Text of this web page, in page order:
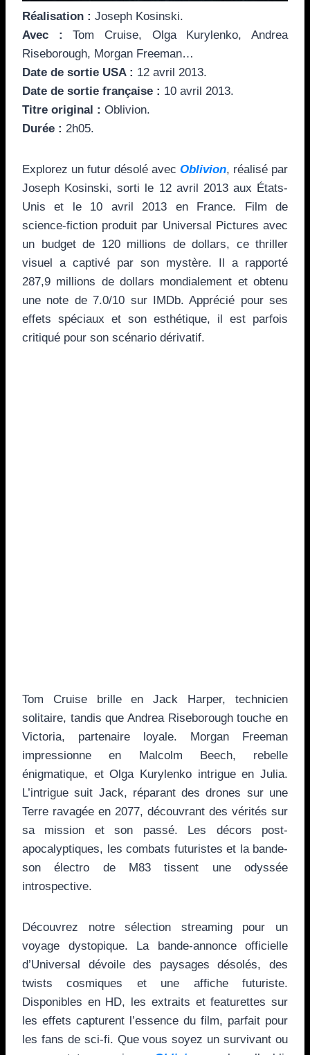
Réalisation : Joseph Kosinski.
Avec : Tom Cruise, Olga Kurylenko, Andrea
Riseborough, Morgan Freeman…
Date de sortie USA : 12 avril 2013.
Date de sortie française : 10 avril 2013.
Titre original : Oblivion.
Durée : 2h05.
Explorez un futur désolé avec Oblivion, réalisé par
Joseph Kosinski, sorti le 12 avril 2013 aux États-
Unis et le 10 avril 2013 en France. Film de
science-fiction produit par Universal Pictures avec
un budget de 120 millions de dollars, ce thriller
visuel a captivé par son mystère. Il a rapporté
287,9 millions de dollars mondialement et obtenu
une note de 7.0/10 sur IMDb. Apprécié pour ses
effets spéciaux et son esthétique, il est parfois
critiqué pour son scénario dérivatif.
Tom Cruise brille en Jack Harper, technicien
solitaire, tandis que Andrea Riseborough touche en
Victoria, partenaire loyale. Morgan Freeman
impressionne en Malcolm Beech, rebelle
énigmatique, et Olga Kurylenko intrigue en Julia.
L’intrigue suit Jack, réparant des drones sur une
Terre ravagée en 2077, découvrant des vérités sur
sa mission et son passé. Les décors post-
apocalyptiques, les combats futuristes et la bande-
son électro de M83 tissent une odyssée
introspective.
Découvrez notre sélection streaming pour un
voyage dystopique. La bande-annonce officielle
d’Universal dévoile des paysages désolés, des
twists cosmiques et une affiche futuriste.
Disponibles en HD, les extraits et featurettes sur
les effets capturent l’essence du film, parfait pour
les fans de sci-fi. Que vous soyez un survivant ou